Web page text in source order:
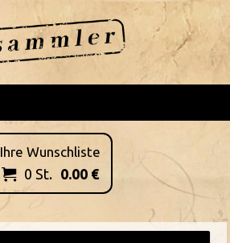
Ihre Wunschliste
 0 St. 0.00€